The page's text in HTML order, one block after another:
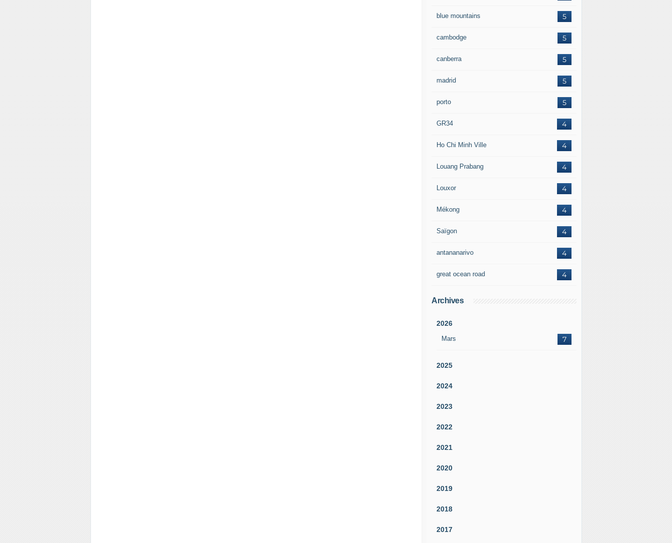
5
blue mountains
5
cambodge
5
canberra
5
madrid
5
porto
4
GR34
4
Ho Chi Minh Ville
4
Louang Prabang
4
Louxor
4
Mékong
4
Saïgon
4
antananarivo
4
great ocean road
Archives
2026
Mars 7
2025
2024
2023
2022
2021
2020
2019
2018
2017